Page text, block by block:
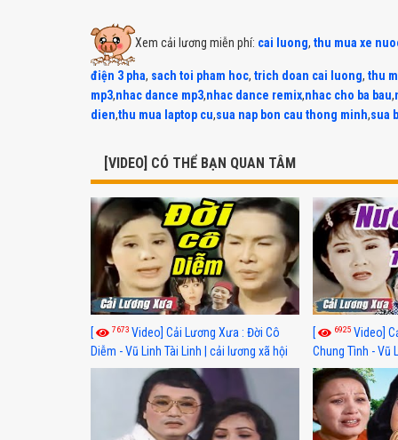
Xem cải lương miễn phí: cai luong, thu mua xe
điện 3 pha, sach toi pham hoc, trich doan cai luong, thu
mp3,nhac dance mp3,nhac dance remix,nhac cho ba bau,
dien,thu mua laptop cu,sua nap bon cau thong minh,sua
[VIDEO] CÓ THỂ BẠN QUAN TÂM
[ 7673 Video] Cải Lương Xưa : Đời Cô
Diễm - Vũ Linh Tài Linh | cải lương xã hội
hay nhất
[ 6925 Video]
Chung Tình - Vũ
lương xã hội hay